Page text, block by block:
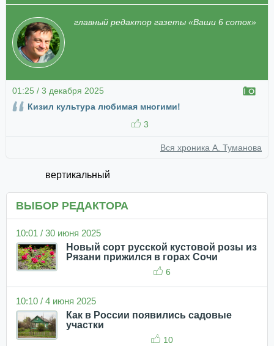
главный редактор газеты «Ваши 6 соток»
01:25 / 3 декабря 2025
Кизил культура любимая многими!
3
Вся хроника А. Туманова
вертикальный
ВЫБОР РЕДАКТОРА
10:01 / 30 июня 2025
Новый сорт русской кустовой розы из
Рязани прижился в горах Сочи
6
10:10 / 4 июня 2025
Как в России появились садовые
участки
10